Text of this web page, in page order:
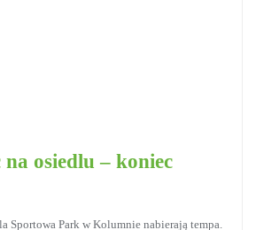
osiedlu – koniec
Sportowa Park w Kolumnie nabierają tempa.